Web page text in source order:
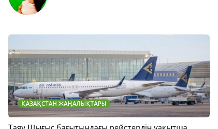
ҚАЗАҚСТАН ЖАҢАЛЫҚТАРЫ